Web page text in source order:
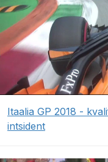
Itaalia GP 2018 -
intsident